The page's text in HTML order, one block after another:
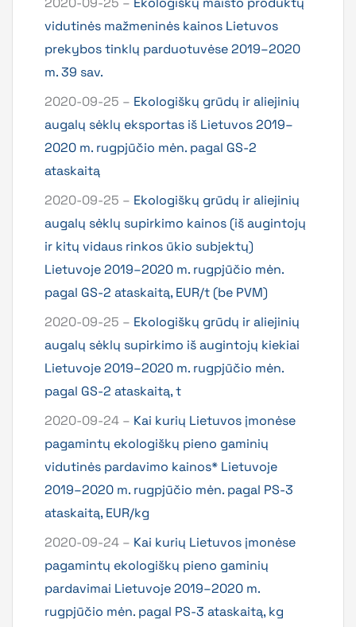
vidutinės mažmeninės kainos Lietuvos
prekybos tinklų parduotuvėse 2019–2020
m. 39 sav.
2020-09-25 – Ekologiškų grūdų ir aliejinių
augalų sėklų eksportas iš Lietuvos 2019–
2020 m. rugpjūčio mėn. pagal GS-2
ataskaitą
2020-09-25 – Ekologiškų grūdų ir aliejinių
augalų sėklų supirkimo kainos (iš augintojų
ir kitų vidaus rinkos ūkio subjektų)
Lietuvoje 2019–2020 m. rugpjūčio mėn.
pagal GS-2 ataskaitą, EUR/t (be PVM)
2020-09-25 – Ekologiškų grūdų ir aliejinių
augalų sėklų supirkimo iš augintojų kiekiai
Lietuvoje 2019–2020 m. rugpjūčio mėn.
pagal GS-2 ataskaitą, t
2020-09-24 – Kai kurių Lietuvos įmonėse
pagamintų ekologiškų pieno gaminių
vidutinės pardavimo kainos* Lietuvoje
2019–2020 m. rugpjūčio mėn. pagal PS-3
ataskaitą, EUR/kg
2020-09-24 – Kai kurių Lietuvos įmonėse
pagamintų ekologiškų pieno gaminių
pardavimai Lietuvoje 2019–2020 m.
rugpjūčio mėn. pagal PS-3 ataskaitą, kg